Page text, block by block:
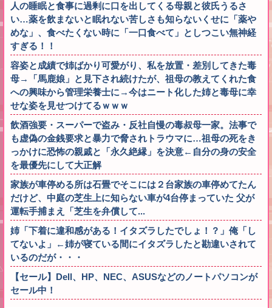
人の睡眠と食事に過剰に口を出してくる母親と彼氏うるさ
い…薬を飲まないと眠れない苦しさも知らないくせに「薬や
めな」、食べたくない時に「一口食べて」としつこい無神経
すぎる！！
容姿と成績で姉ばかり可愛がり、私を放置・差別してきた毒
母→「馬鹿娘」と見下され続けたが、祖母の教えてくれた食
への興味から管理栄養士に→今はニート化した姉と毒母に幸
せな姿を見せつけてるｗｗｗ
飲酒強要・スーパーで盗み・反社自慢の毒叔母一家。法事で
も虚偽の金銭要求と暴力で脅されトラウマに…祖母の死をき
っかけに恐怖の親戚と「永久絶縁」を決意←自分の身の安全
を最優先にして大正解
家族が車停める所は石畳でそこには２台家族の車停めてたん
だけど、中庭の芝生上に知らない車が4台停まっていた 父が
運転手捕まえ「芝生を弁償して...
姉「下着に違和感がある！イタズラしたでしょ！？」俺「し
てないよ」←姉が寝ている間にイタズラしたと勘違いされて
いるのだが・・・
【セール】Dell、HP、NEC、ASUSなどのノートパソコンが
セール中！